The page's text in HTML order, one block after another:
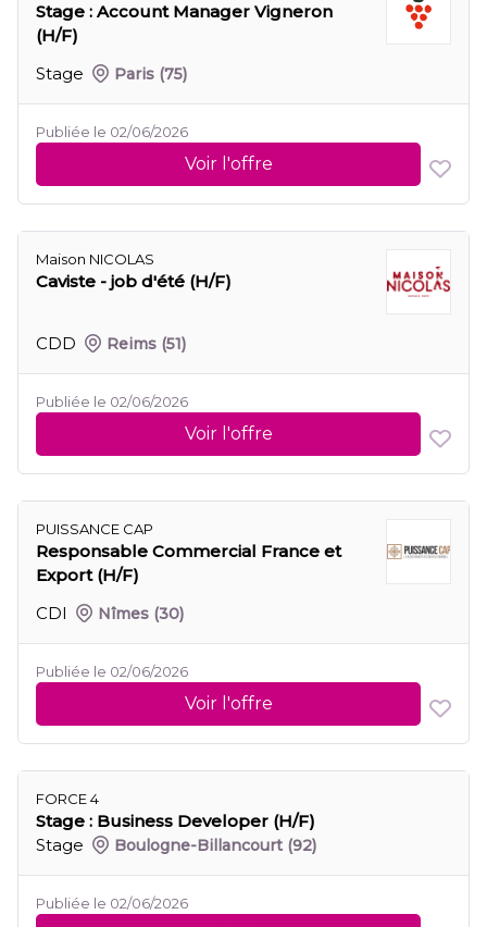
Stage : Account Manager Vigneron
(H/F)
Stage
Paris (75)
Publiée le 02/06/2026
Voir l'offre
Maison NICOLAS
Caviste - job d'été (H/F)
CDD Reims (51)
Publiée le 02/06/2026
Voir l'offre
PUISSANCE CAP
Responsable Commercial France et
Export (H/F)
CDI
Nîmes (30)
Publiée le 02/06/2026
Voir l'offre
FORCE 4
Stage : Business Developer (H/F)
Stage
Boulogne-Billancourt (92)
Publiée le 02/06/2026